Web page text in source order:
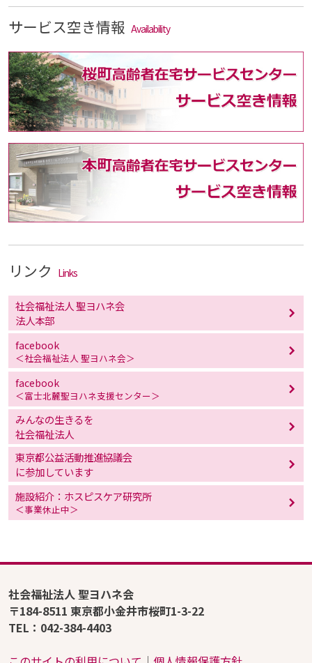
サービス空き情報 Availability
リンク Links
社会福祉法人 聖ヨハネ会
法人本部
facebook
＜社会福祉法人 聖ヨハネ会＞
facebook
＜富士北麓聖ヨハネ支援センター＞
みんなの生きるを
社会福祉法人
東京都公益活動推進協議会
に参加しています
施設紹介：ホスピスケア研究所
＜事業休止中＞
社会福祉法人 聖ヨハネ会
〒184-8511 東京都小金井市桜町1-3-22
TEL：042-384-4403